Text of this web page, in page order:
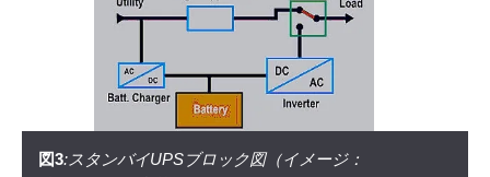
図3:スタンバイUPSブロック図（イメージ：